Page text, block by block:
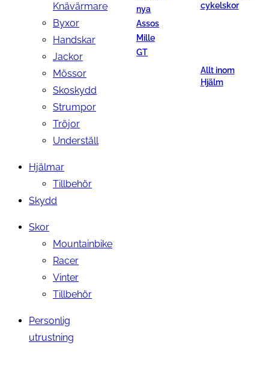
Knävärmare
Byxor
Handskar
Jackor
Mössor
Skoskydd
Strumpor
Tröjor
Underställ
Hjälmar
Tillbehör
Skydd
Skor
Mountainbike
Racer
Vinter
Tillbehör
Personlig
utrustning
nya
Assos
Mille
GT
cykelskor
Allt inom
Hjälm